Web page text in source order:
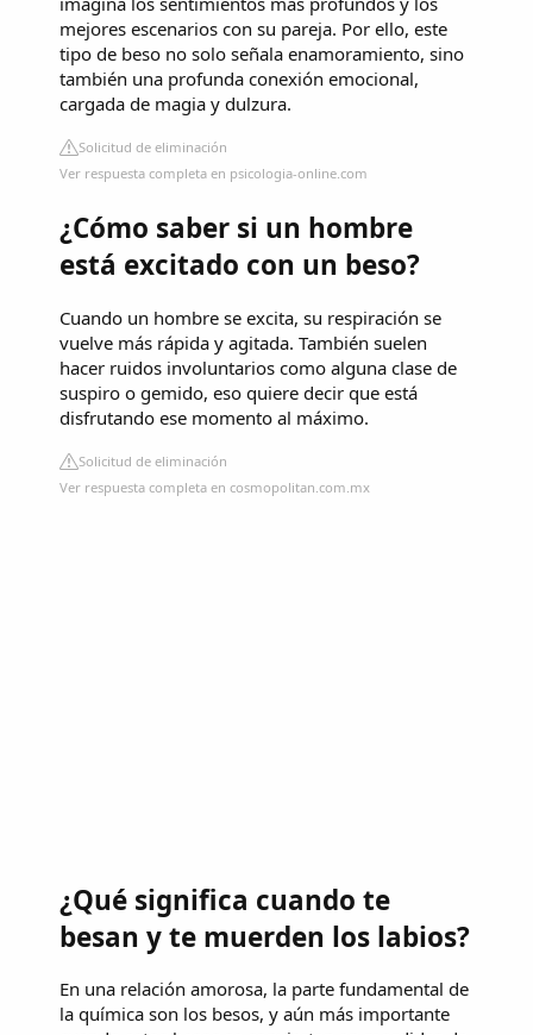
mejores escenarios con su pareja. Por ello, este
tipo de beso no solo señala enamoramiento, sino
también una profunda conexión emocional,
cargada de magia y dulzura.
Solicitud de eliminación
Ver respuesta completa en psicologia-online.com
¿Cómo saber si un hombre
está excitado con un beso?
Cuando un hombre se excita, su respiración se
vuelve más rápida y agitada. También suelen
hacer ruidos involuntarios como alguna clase de
suspiro o gemido, eso quiere decir que está
disfrutando ese momento al máximo.
Solicitud de eliminación
Ver respuesta completa en cosmopolitan.com.mx
¿Qué significa cuando te
besan y te muerden los labios?
En una relación amorosa, la parte fundamental de
la química son los besos, y aún más importante